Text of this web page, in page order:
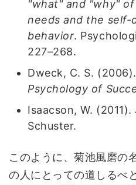
"what" and "why"
needs and the
behavior.
227–268.
Dweck, C. S.
Psychology of
Isaacson, W. (2011).
Schuster.
このように、菊池風磨の
の人にとっての道しるべ